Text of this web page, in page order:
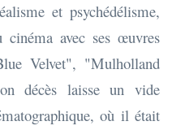
et psychédélisme,
avec ses œuvres
Velvet", "Mulholland
décès laisse un vide
où il était